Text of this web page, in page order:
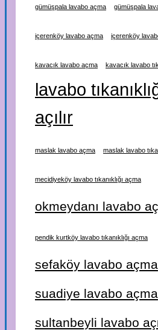
gümüşpala lavabo açma gümüşpala
içerenköy lavabo açma içerenköy
kavacık lavabo açma kavacık lavabo
lavabo
açılır
maslak lavabo açma maslak lavabo
mecidiyeköy lavabo tıkanıklığı açma
okmeydanı lavabo
pendik kurtköy lavabo tıkanıklığı açma
sefaköy lavabo açma
suadiye lavabo açma
sultanbeyli lavabo